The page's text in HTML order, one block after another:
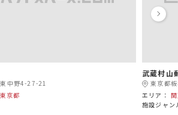
中野4-27-21
東京都
武蔵村山
東京都
エリア：
施設ジャン